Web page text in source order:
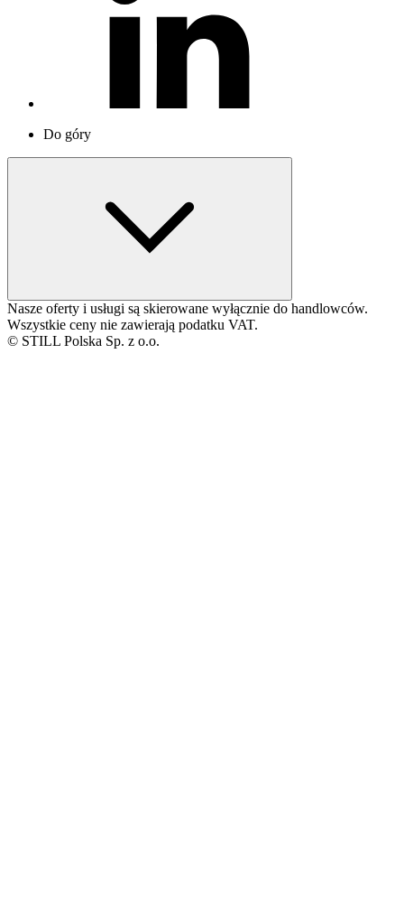
Do góry
Nasze oferty i usługi są skierowane wyłącznie do handlowców.
Wszystkie ceny nie zawierają podatku VAT.
© STILL Polska Sp. z o.o.